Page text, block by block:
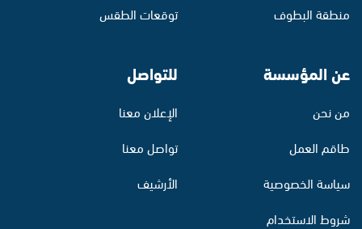
منطقة البطوف
توقعات الطقس
عن المؤسسة
من نحن
طاقم العمل
سياسة الخصوصية
شروط الاستخدام
للتواصل
الإعلان معنا
تواصل معنا
الأرشيف